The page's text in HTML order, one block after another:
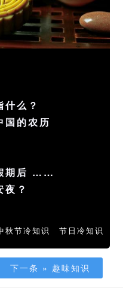
么？
国的农历
期后 ……
？
秋节冷知识 节日冷知识
下一条 » 趣味知识